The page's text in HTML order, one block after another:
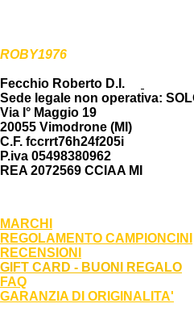
ROBY1976
Fecchio Roberto D.I.
Sede legale non operativa:
Via I° Maggio
20055 Vimodrone (MI)
C.F. fccrrt76h24f205i
P.iva 05498380962
REA 2072569 CCIAA MI
MARCHI
REGOLAMENTO CAMPIONCINI
RECENSIONI
GIFT CARD - BUONI REGALO
FAQ
GARANZIA DI ORIGINALITA'